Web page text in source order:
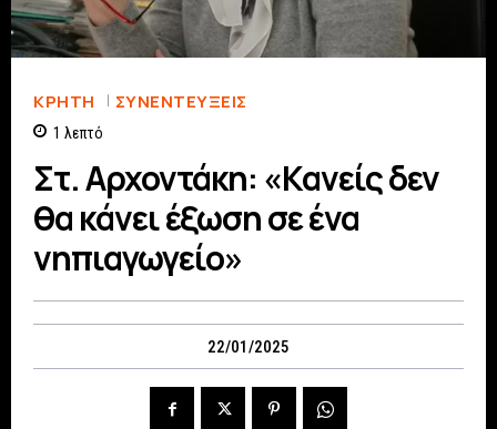
ΚΡΗΤΗ ΣΥΝΕΝΤΕΎΞΕΙΣ
1 λεπτό
Στ. Αρχοντάκη: «Κανείς δεν
θα κάνει έξωση σε ένα
νηπιαγωγείο»
22/01/2025